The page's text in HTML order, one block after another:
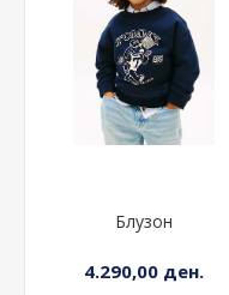
Блузон
4.290,00 ден.